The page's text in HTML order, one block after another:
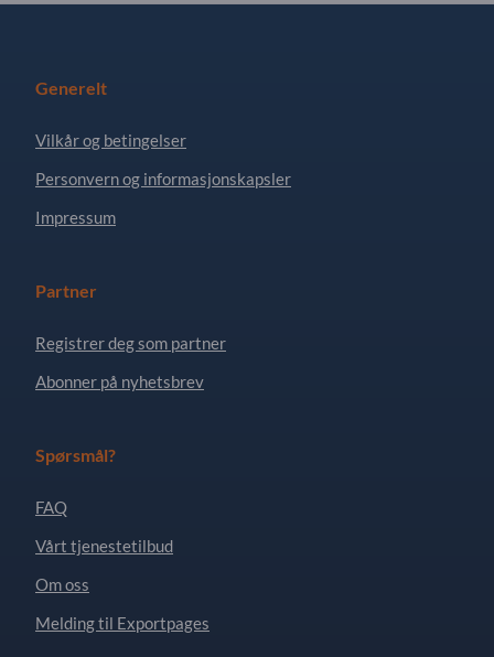
Generelt
Vilkår og betingelser
Personvern og informasjonskapsler
Impressum
Partner
Registrer deg som partner
Abonner på nyhetsbrev
Spørsmål?
FAQ
Vårt tjenestetilbud
Om oss
Melding til Exportpages